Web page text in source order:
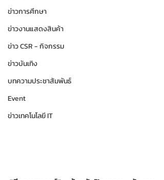
ข่าวการศึกษา
ข่าวงานแสดงสินค้า
ข่าว CSR - กิจกรรม
ข่าวบันเทิง
บทความประชาสัมพันธ์
Event
ข่าวเทคโนโลยี IT